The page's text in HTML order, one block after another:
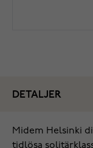
DETALJER
Midem Helsinki
tidlösa